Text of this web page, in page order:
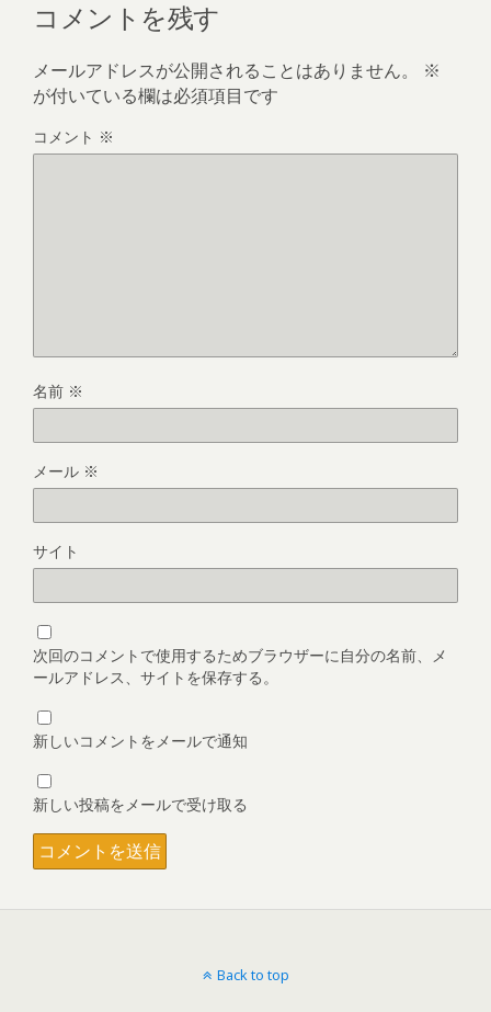
コメントを残す
メールアドレスが公開されることはありません。
※
が付いている欄は必須項目です
コメント ※
名前 ※
メール ※
サイト
次回のコメントで使用するためブラウザーに自分の名前、メ
ールアドレス、サイトを保存する。
新しいコメントをメールで通知
新しい投稿をメールで受け取る
Back to top